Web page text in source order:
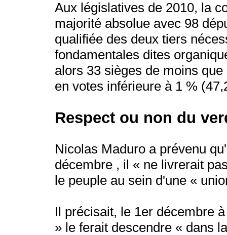
Aux législatives de 2010, la
majorité absolue avec 98
qualifiée des deux tiers
fondamentales dites
alors 33 sièges de moins
en votes inférieure à 1 %
Respect ou non du
Nicolas Maduro a prévenu
décembre , il « ne livrerait
le peuple au sein d'une «
Il précisait, le 1er décembre
» le ferait descendre « dans